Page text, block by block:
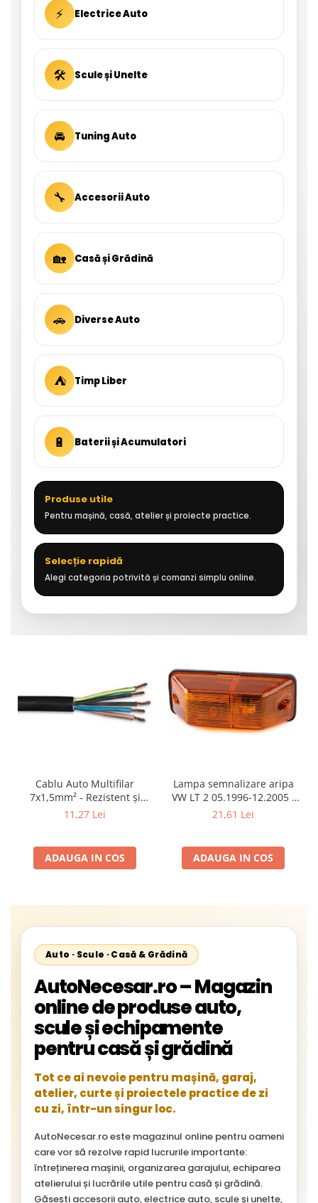
⚡ Electrice Auto
🛠 Scule și Unelte
🚘 Tuning Auto
🔧 Accesorii Auto
🏡 Casă și Grădină
🚗 Diverse Auto
⛺ Timp Liber
🔋 Baterii și Acumulatori
Produse utile
Pentru mașină, casă, atelier și proiecte practice.
Selecție rapidă
Alegi categoria potrivită și comanzi simplu online.
Cablu Auto Multifilar
7x1,5mm² - Rezistent și
Flexibil pentru Remorci 12V-
11,27 Lei
ADAUGA IN COS
Lampa semnalizare aripa
VW LT 2 05.1996-12.2005 ;
Mercedes Sprinter 1995-
Neoplan Euroliner,
Starliner,Centroliner,
21,61 Lei
ADAUGA IN COS
Auto · Scule · Casă & Grădină
AutoNecesar.ro – Magazin
online de produse auto,
scule și echipamente
pentru casă și grădină
Tot ce ai nevoie pentru mașină, garaj,
atelier, curte și proiectele practice de zi
cu zi, într-un singur loc.
AutoNecesar.ro este magazinul online pentru oameni
care vor să rezolve rapid lucrurile importante:
întreținerea mașinii, organizarea garajului, echiparea
atelierului și lucrările utile pentru casă și grădină.
Găsești accesorii auto, electrice auto, scule și unelte,